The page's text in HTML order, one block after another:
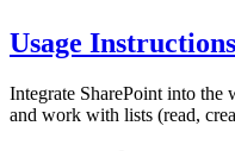
Usage Instructions
Integrate SharePoint into the
and work with lists (read,